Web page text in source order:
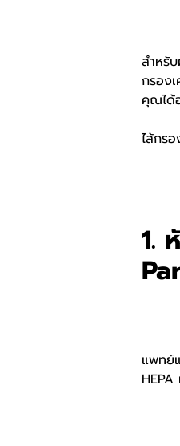
สำหรั
กรอง
คุณได้
ไส้กร
1.
แพทย์